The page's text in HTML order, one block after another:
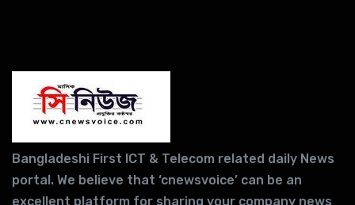
Bangladeshi First ICT & Telecom related daily News
portal. We believe that ‘cnewsvoice’ can be an
excellent platform for sharing your company news